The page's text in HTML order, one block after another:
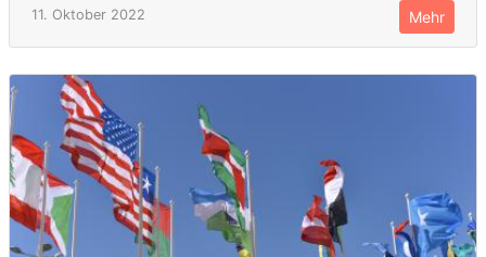
11. Oktober 2022 Mehr